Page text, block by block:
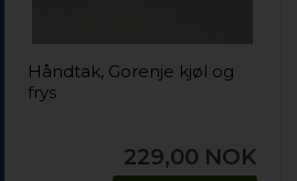
Håndtak, Gorenje kjøl og
frys
229,00 NOK